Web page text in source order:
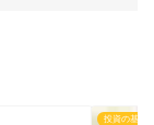
投資の基本